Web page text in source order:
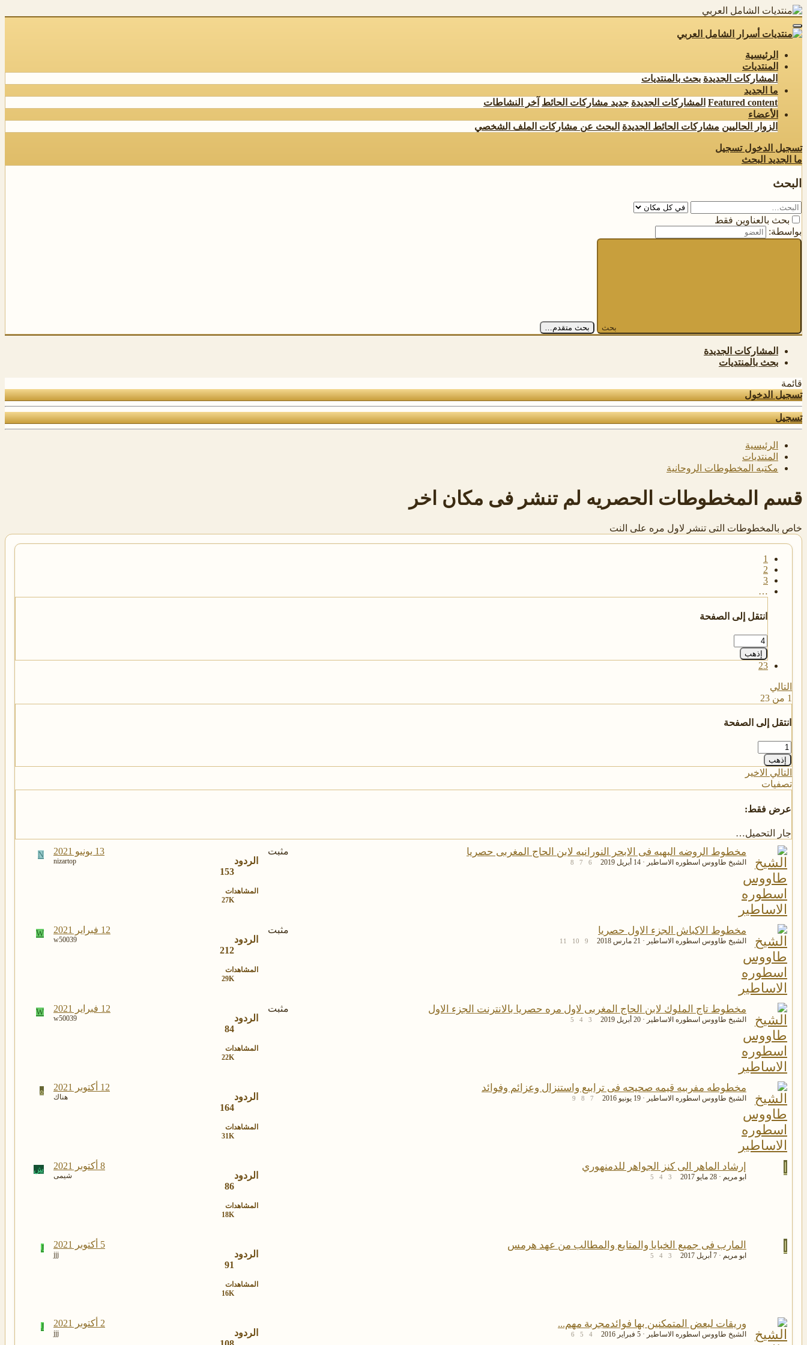
الرئيسية
المنتديات
المشاركات الجديدة بحث بالمنتديات
ما الجديد
Featured content المشاركات الجديدة جديد مشاركات الحائط آخر النشاطات
الأعضاء
الزوار الحاليين مشاركات الحائط الجديدة البحث عن مشاركات الملف الشخصي
تسجيل الدخول تسجيل
ما الجديد البحث
البحث
بحث بالعناوين فقط
بواسطة:
بحث بحث متقدم…
المشاركات الجديدة
بحث بالمنتديات
قائمة
تسجيل الدخول
تسجيل
الرئيسية
المنتديات
مكتبه المخطوطات الروحانية
قسم المخطوطات الحصريه لم تنشر فى مكان اخر
خاص بالمخطوطات التى تنشر لاول مره على النت
1
2
3
…
انتقل إلى الصفحة
إذهب
23
التالي
1 من 23
انتقل إلى الصفحة
إذهب
التالي الاخير
تصفيات
عرض فقط:
جار التحميل…
مثبت
مخطوط الروضه البهيه فى الابحر النورانيه لابن الحاج المغربى حصريا
الشيخ طاووس اسطوره الاساطير 14 أبريل 2019 6
7
8
الردود
153
المشاهدات
27K
13 يونيو 2021
nizartop
N
مثبت مخطوط الاكباش الجزء الاول حصريا
الشيخ طاووس اسطوره الاساطير 21 مارس 2018 9
10
11
الردود
212
المشاهدات
29K
12 فبراير 2021
w50039
W
مثبت مخطوط تاج الملوك لابن الحاج المغربى لاول مره حصريا بالانترنت الجزء الاول
الشيخ طاووس اسطوره الاساطير 20 أبريل 2019 3
4
5
الردود
84
المشاهدات
22K
12 فبراير 2021
w50039
W
مخطوطه مفربيه قيمه صحيحه فى ترابيع واستنزال وعزائم وفوائد
الشيخ طاووس اسطوره الاساطير 19 يونيو 2016 7
8
9
الردود
164
المشاهدات
31K
12 أكتوبر 2021
هناك
ه
ا إرشاد الماهر الى كنز الجواهر للدمنهوري
ابو مريم 28 مايو 2017 3
4
5
الردود
86
المشاهدات
18K
8 أكتوبر 2021
شيمى
ش
ا المارب فى جميع الخبايا والمتايع والمطالب من عهد هرمس
ابو مريم 7 أبريل 2017 3
4
5
الردود
91
المشاهدات
16K
5 أكتوبر 2021
jjj
J
وريقات لبعض المتمكنين بها فوائدمجربة مهم...
الشيخ طاووس اسطوره الاساطير 5 فبراير 2016 4
5
6
الردود
2 أكتوبر 2021
jjj
J